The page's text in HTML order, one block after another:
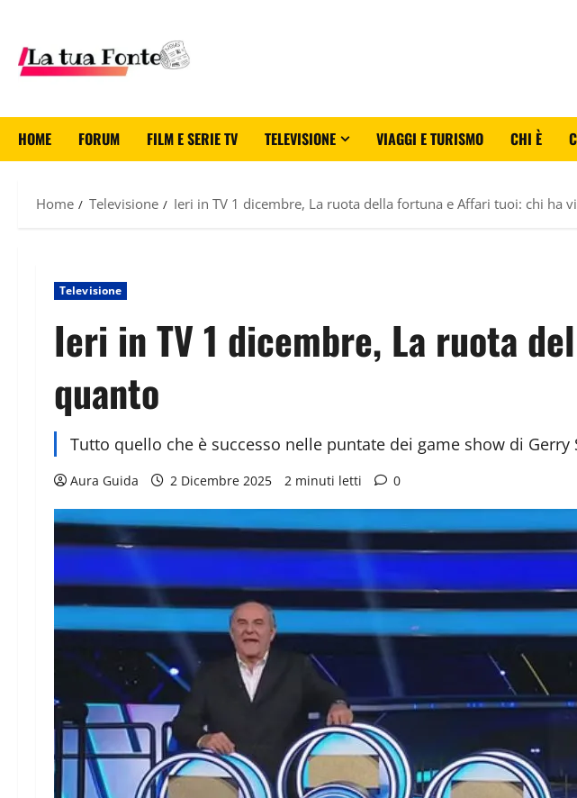
HOME FORUM FILM E SERIE TV TELEVISIONE VIAGGI E TURISMO CHI È
Home Televisione Ieri in TV 1 dicembre, La ruota della fortuna e Affari tuoi: chi ha
Televisione
Ieri in TV 1 dicembre, La ruota
quanto
Tutto quello che è successo nelle puntate dei game show di
Aura Guida 2 Dicembre 2025 2 minuti letti 0